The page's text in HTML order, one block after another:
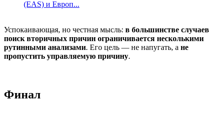
(EAS) и Европ...
Успокаивающая, но честная мысль: в большинстве случаев
поиск вторичных причин ограничивается несколькими
рутинными анализами. Его цель — не напугать, а не
пропустить управляемую причину.
Финал